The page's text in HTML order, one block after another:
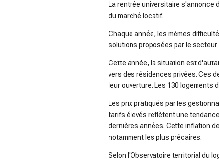
La rentrée universitaire s'annonce
du marché locatif.
Chaque année, les mêmes
solutions proposées par le secteur
Cette année, la situation est
vers des résidences privées. Ces
leur ouverture. Les 130 logements
Les prix pratiqués par les
tarifs élevés reflètent une
dernières années. Cette inflation
notamment les plus précaires.
Selon l'Observatoire territorial du